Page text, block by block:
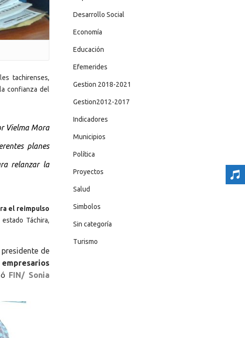
tachirenses,
confianza del
Vielma Mora
planes
relanzar la
el reimpulso
Táchira,
de
empresarios
FIN/ Sonia
Desarrollo Social
Economía
Educación
Efemerides
Gestion 2018-2021
Gestion2012-2017
Indicadores
Municipios
Política
Proyectos
Salud
Simbolos
Sin categoría
Turismo